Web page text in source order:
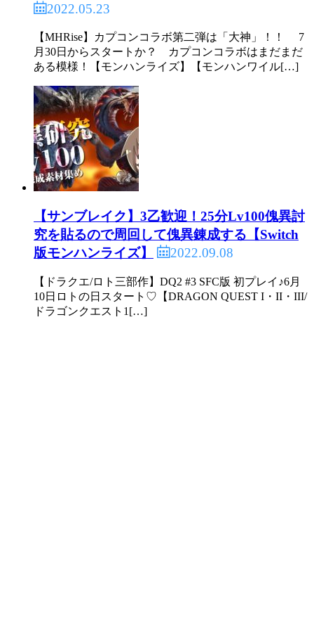
2022.05.23
【MHRise】カプコンコラボ第二弾は「大神」！！ 7
月30日からスタートか？ カプコンコラボはまだまだ
ある模様！【モンハンライズ】【モンハンワイル[…]
【サンブレイク】3乙歓迎！25分Lv100傀異討
究を貼るので周回して傀異錬成する【Switch
版モンハンライズ】
2022.09.08
【ドラクエ/ロト三部作】DQ2 #3 SFC版 初プレイ♪6月
10日ロトの日スタート♡【DRAGON QUEST I・II・III/
ドラゴンクエスト1[…]